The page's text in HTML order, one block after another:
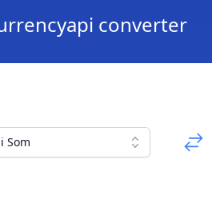
converter
Som